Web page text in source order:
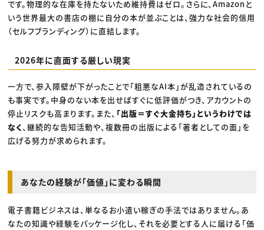
です。物理的な在庫を持たないため維持費はゼロ。さらに、Amazonと
いう世界最大の書店の棚に自分の本が並ぶことは、強力な社会的信用
（セルフブランディング）に直結します。
2026年に直面する厳しい現実
一方で、参入障壁が下がったことで「粗悪なAI本」が乱造されているの
も事実です。中身のない本を出せばすぐに低評価がつき、アカウントの
停止リスクも高まります。また、 「出版＝すぐ大金持ち」というわけでは
なく、継続的な告知活動や、複数冊の出版による「著者としての面」を
広げる努力が求められます。
あなたの経験が「価値」に変わる瞬間
電子書籍ビジネスは、単なるお小遣い稼ぎの手法ではありません。あ
なたの知識や経験をパッケージ化し、それを必要とする人に届ける「価